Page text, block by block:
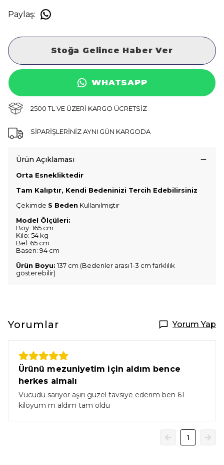
Paylaş:
Stoğa Gelince Haber Ver
WHATSAPP
2500 TL VE ÜZERİ KARGO ÜCRETSİZ
SİPARİŞLERİNİZ AYNI GÜN KARGODA
Ürün Açıklaması
Orta Esnekliktedir
Tam Kalıptır, Kendi Bedeninizi Tercih Edebilirsiniz
Çekimde S Beden Kullanılmıştır
Model Ölçüleri:
Boy: 165 cm
Kilo: 54 kg
Bel: 65 cm
Basen: 94 cm
Ürün Boyu:137 cm (Bedenler arası 1-3 cm farklılık
gösterebilir)
Yorumlar Yorum Yap
Ürünü mezuniyetim için aldım bence
herkes almalı
Vücudu sarıyor aşırı güzel tavsiye ederim ben 61
kiloyum m aldım tam oldu
1